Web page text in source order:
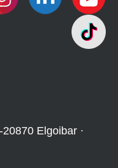
Elgoibar ·